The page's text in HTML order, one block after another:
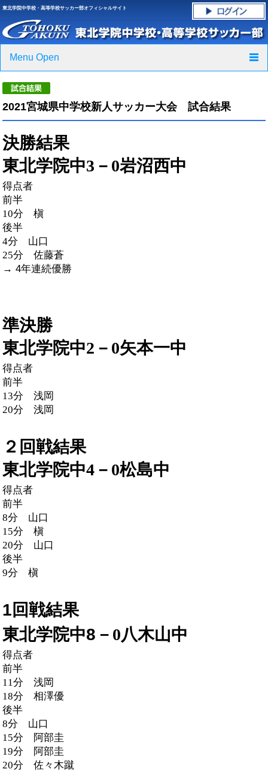
東北学院中学校・高等学校サッカー部オフィシャルサイト
Menu Open
ニュース
スケジュール
2021宮城県中学校新人サッカー大会 試合結果
決勝結果
東北学院中3－0岩沼西中
得点者
前半
10分 槇
後半
4分 山口
25分 佐藤蒼
→ 4年連続優勝
準決勝
東北学院中2－0矢本一中
得点者
前半
13分 浅岡
20分 浅岡
２回戦結果
東北学院中4－0松島中
得点者
前半
8分 山口
15分 槇
20分 山口
後半
9分 槇
1回戦結果
東北学院中8 －0八木山中
得点者
前半
11分 浅岡
18分 相澤優
後半
8分 山口
15分 阿部圭
19分 阿部圭
20分 佐々木蹴